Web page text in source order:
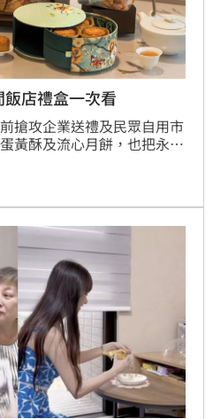
店禮盒一次看
搶攻企業送禮及民眾自用市
黃酥及流心月餅，也把永續
分早鳥優惠最低約76折，大